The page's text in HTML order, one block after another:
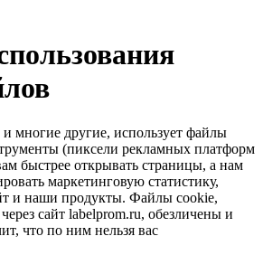
многие другие, использует файлы
(пиксели рекламных платформ
быстрее открывать страницы, а нам
маркетинговую статистику,
и наши продукты. Файлы сookie,
сайт labelprom.ru, обезличены и
что по ним нельзя вас